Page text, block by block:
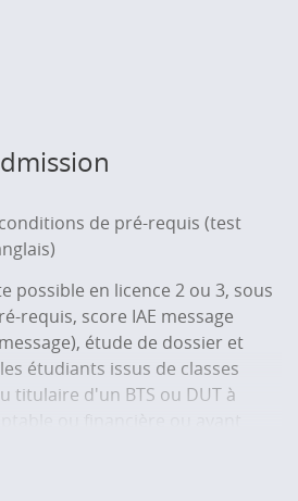
de pré-requis (test
possible en licence 2 ou 3, sous
requis, score IAE message
étude de dossier et
étudiants issus de classes
titulaire d'un BTS ou DUT à
dans une licence du même